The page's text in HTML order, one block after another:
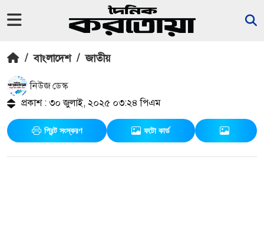
/ বাংলাদেশ / জাতীয়
নিউজ ডেস্ক
প্রকাশ : ৩০ জুলাই, ২০২৫ ০৩:২৪ পিএম
প্রিন্ট সংস্করণ ফটো কার্ড